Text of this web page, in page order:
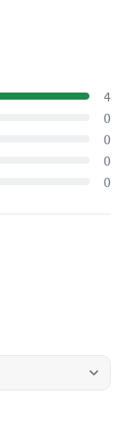
4
0
0
0
0